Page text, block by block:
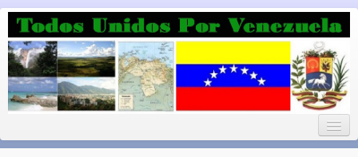
Luchando por la Democracia
Fuera el chavismo, la peor peste que le ha caido a esta tierra